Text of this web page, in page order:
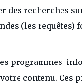
des recherches
(les requêtes)
programmes
contenu. Ces